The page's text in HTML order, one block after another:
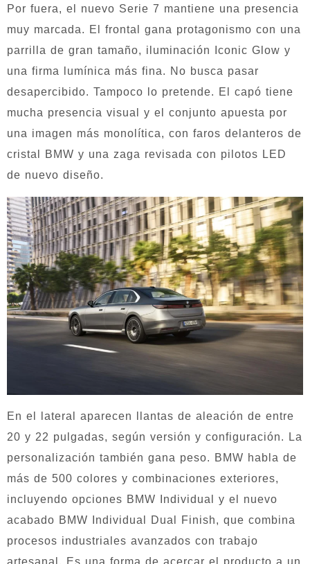
Por fuera, el nuevo Serie 7 mantiene una presencia
muy marcada. El frontal gana protagonismo con una
parrilla de gran tamaño, iluminación Iconic Glow y
una firma lumínica más fina. No busca pasar
desapercibido. Tampoco lo pretende. El capó tiene
mucha presencia visual y el conjunto apuesta por
una imagen más monolítica, con faros delanteros de
cristal BMW y una zaga revisada con pilotos LED
de nuevo diseño.
En el lateral aparecen llantas de aleación de entre
20 y 22 pulgadas, según versión y configuración. La
personalización también gana peso. BMW habla de
más de 500 colores y combinaciones exteriores,
incluyendo opciones BMW Individual y el nuevo
acabado BMW Individual Dual Finish, que combina
procesos industriales avanzados con trabajo
artesanal. Es una forma de acercar el producto a un